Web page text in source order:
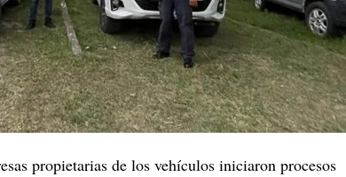
propietarias de los vehículos iniciaron procesos